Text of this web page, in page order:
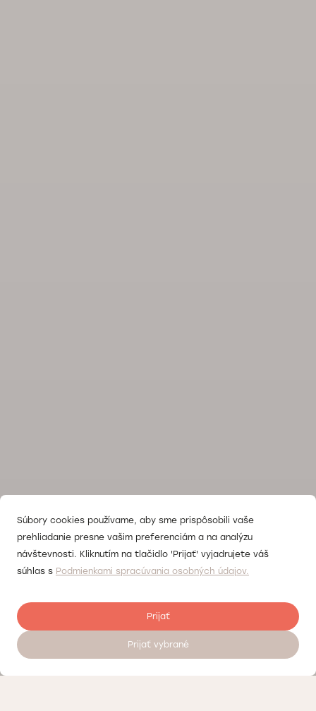
Súbory cookies používame, aby sme prispôsobili vaše
prehliadanie presne vašim preferenciám a na analýzu
návštevnosti. Kliknutím na tlačidlo 'Prijať' vyjadrujete váš
súhlas s Podmienkami spracúvania osobných údajov.
Prijať
Prijať vybrané
Objednať sa na vyšetrenie 24/7